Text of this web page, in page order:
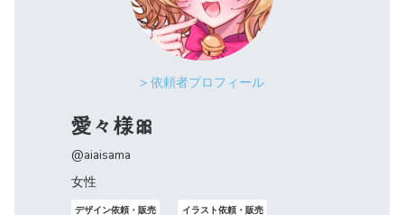
> 依頼者プロフィール
愛々様🎀
@aiaisama
女性
デザイン依頼・販売 イラスト依頼・販売